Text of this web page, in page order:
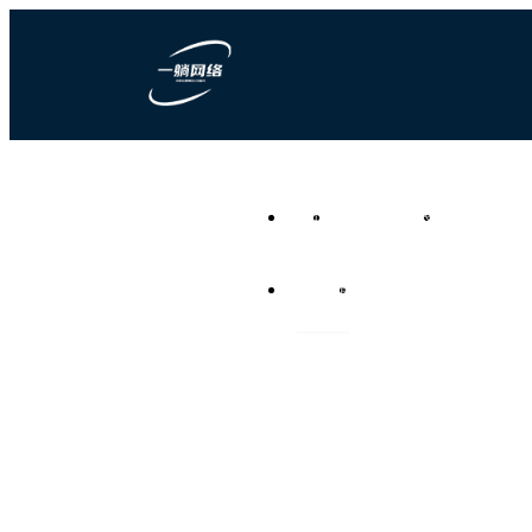
负责任的全网营销代运营公
首页 营销型网站建设 竞价推广代运
资讯频道